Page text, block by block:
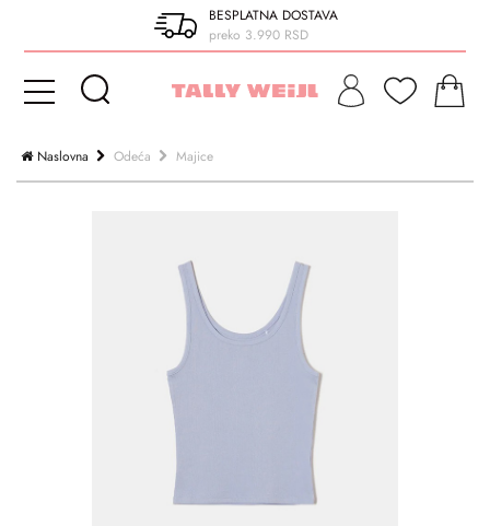
BESPLATNA DOSTAVA
preko 3.990 RSD
Naslovna Odeća Majice